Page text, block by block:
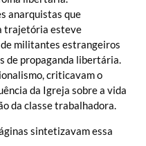
anarquistas que
trajetória esteve
militantes estrangeiros
de propaganda libertária.
criticavam o
da Igreja sobre a vida
da classe trabalhadora.
sintetizavam essa